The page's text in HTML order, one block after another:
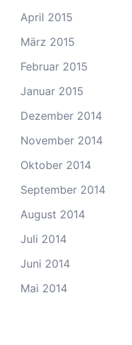
April 2015
März 2015
Februar 2015
Januar 2015
Dezember 2014
November 2014
Oktober 2014
September 2014
August 2014
Juli 2014
Juni 2014
Mai 2014